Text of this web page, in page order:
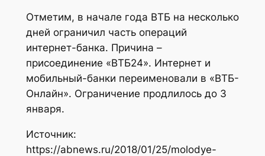
Отметим, в начале года ВТБ на несколько
дней ограничил часть операций
интернет-банка. Причина –
присоединение «ВТБ24». Интернет и
мобильный-банки переименовали в «ВТБ-
Онлайн». Ограничение продлилось до 3
января.
Источник:
https://abnews.ru/2018/01/25/molodye-